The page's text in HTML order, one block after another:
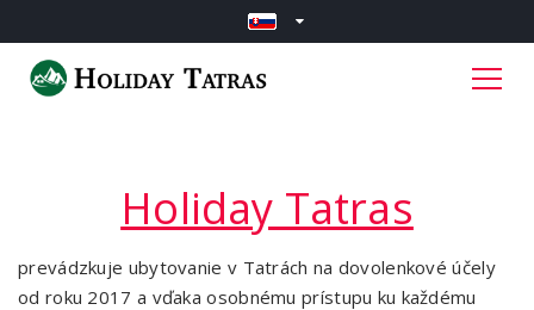
Holiday Tatras
prevádzkuje ubytovanie v Tatrách na dovolenkové účely
od roku 2017 a vďaka osobnému prístupu ku každému